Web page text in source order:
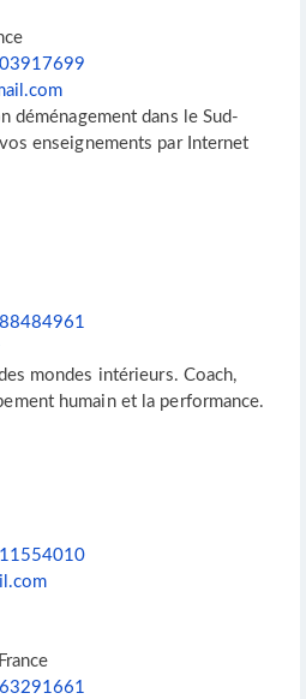
déménagement dans le Sud-
enseignements par Internet
mondes intérieurs. Coach,
humain et la performance.